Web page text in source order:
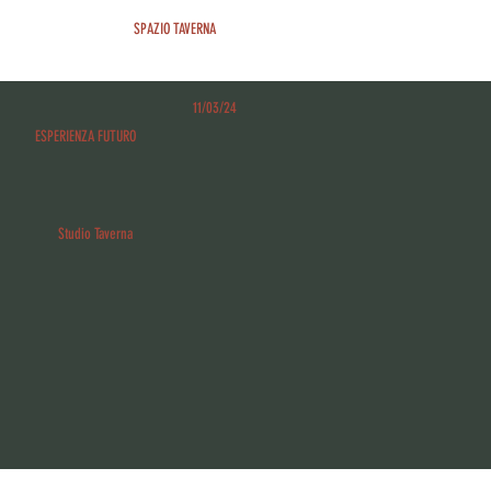
SPAZIO TAVERNA
ESPERIENZA FUTURO
11/03/24
Studio Taverna